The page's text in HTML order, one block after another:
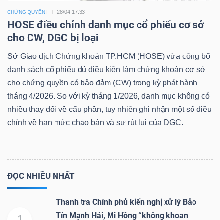
CHỨNG QUYỀN 28/04 17:33
HOSE điều chỉnh danh mục cổ phiếu cơ sở
cho CW, DGC bị loại
Sở Giao dịch Chứng khoán TP.HCM (HOSE) vừa công bố
danh sách cổ phiếu đủ điều kiện làm chứng khoán cơ sở
cho chứng quyền có bảo đảm (CW) trong kỳ phát hành
tháng 4/2026. So với kỳ tháng 1/2026, danh mục không có
nhiều thay đổi về cấu phần, tuy nhiên ghi nhận một số điều
chỉnh về hạn mức chào bán và sự rút lui của DGC.
ĐỌC NHIỀU NHẤT
Thanh tra Chính phủ kiến nghị xử lý Bảo
Tín Mạnh Hải, Mi Hồng “không khoan
liệu
tài
chính